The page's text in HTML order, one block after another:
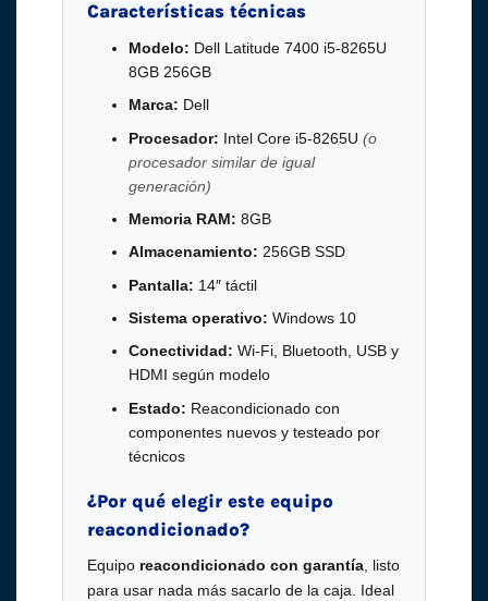
Características técnicas
Modelo: Dell Latitude 7400 i5-8265U
8GB 256GB
Marca: Dell
Procesador: Intel Core i5-8265U (o
procesador similar de igual
generación)
Memoria RAM: 8GB
Almacenamiento: 256GB SSD
Pantalla: 14″ táctil
Sistema operativo: Windows 10
Conectividad: Wi-Fi, Bluetooth, USB y
HDMI según modelo
Estado: Reacondicionado con
componentes nuevos y testeado por
técnicos
¿Por qué elegir este equipo
reacondicionado?
Equipo reacondicionado con garantía, listo
para usar nada más sacarlo de la caja. Ideal